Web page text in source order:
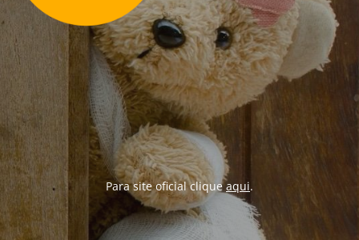
Para site oficial cliqueaqui.